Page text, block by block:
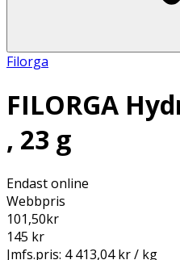
Filorga
FILORGA
, 23 g
Endast online
Webbpris
101,50kr
145 kr
Jmfs.pris: 4 413,04 kr / kg